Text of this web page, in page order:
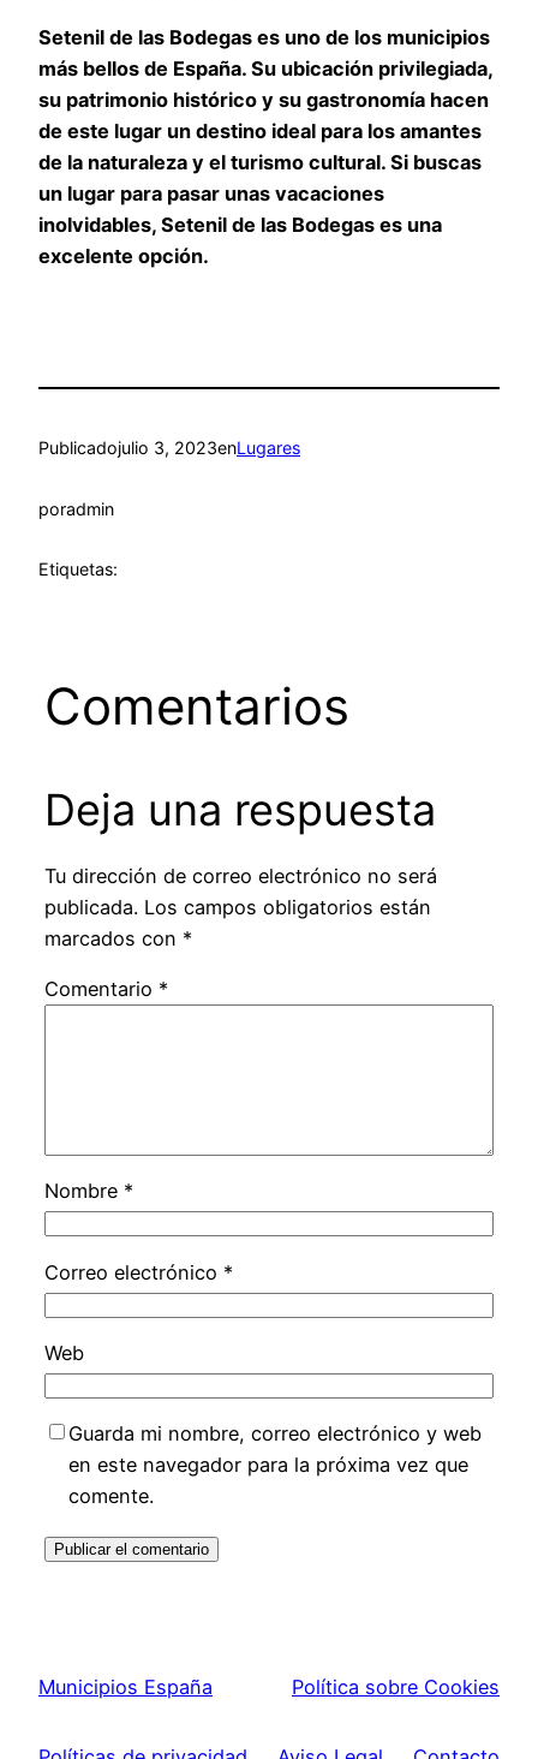
Setenil de las Bodegas es uno de los municipios
más bellos de España. Su ubicación privilegiada,
su patrimonio histórico y su gastronomía hacen
de este lugar un destino ideal para los amantes
de la naturaleza y el turismo cultural. Si buscas
un lugar para pasar unas vacaciones
inolvidables, Setenil de las Bodegas es una
excelente opción.
Publicadojulio 3, 2023enLugares
poradmin
Etiquetas:
Comentarios
Deja una respuesta
Tu dirección de correo electrónico no será
publicada. Los campos obligatorios están
marcados con *
Comentario *
Nombre *
Correo electrónico *
Web
Guarda mi nombre, correo electrónico y web
en este navegador para la próxima vez que
comente.
Municipios España Política sobre Cookies